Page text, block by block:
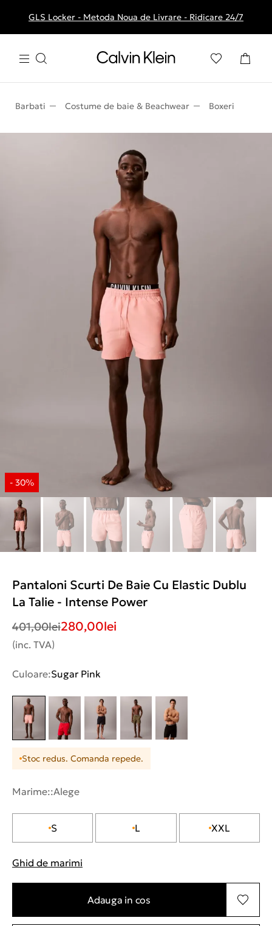
Livrare gratuita la comenzile de peste 250 RON
GLS Locker - Metoda Noua de Livrare - Ridicare 24/7
Barbati Costume de baie & Beachwear Boxeri
Pantaloni Scurti De Baie Cu Elastic Dublu
La Talie - Intense Power
401,00lei280,00lei
(inc. TVA)
Culoare:Sugar Pink
Stoc redus. Comanda repede.
Marime::Alege
S L XXL
Ghid de marimi
Adauga in cos